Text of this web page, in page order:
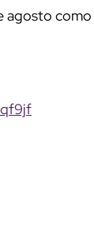
agosto como